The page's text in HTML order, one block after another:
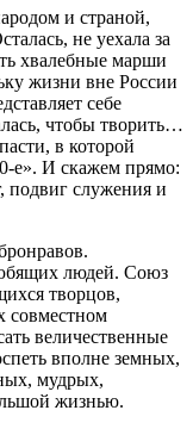
и страной,
не уехала за
хвалебные марши
жизни вне России
себе
чтобы творить…
в которой
е». И скажем прямо:
подвиг служения и
людей. Союз
творцов,
совместном
величественные
вполне земных,
мудрых,
жизнью.